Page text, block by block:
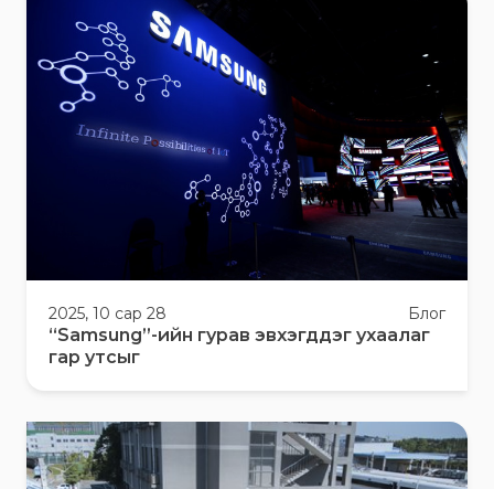
2025, 10 сар 28 Блог
“Samsung”-ийн гурав эвхэгддэг ухаалаг
гар утсыг